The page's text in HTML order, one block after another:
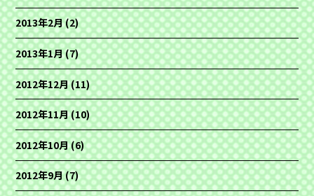
2013年2月(2)
2013年1月(7)
2012年12月(11)
2012年11月(10)
2012年10月(6)
2012年9月(7)